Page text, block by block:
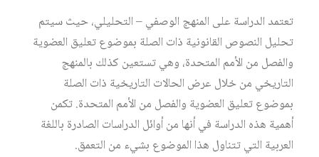
تعتمد الدراسة على المنهج الوصفي – التحليلي، حيث سيتم
تحليل النصوص القانونية ذات الصلة بموضوع تعليق العضوية
والفصل من الأمم المتحدة، وهي تستعين كذلك بالمنهج
التاريخي من خلال عرض الحالات التاريخية ذات الصلة
بموضوع تعليق العضوية والفصل من الأمم المتحدة. تكمن
أهمية هذه الدراسة في أنها من أوائل الدراسات الصادرة باللغة
العربية التي تتناول هذا الموضوع بشيء من التعمق.